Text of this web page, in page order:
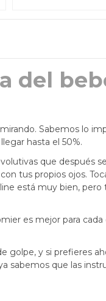
del
Sabemos lo
hasta el 50%.
que después
tus propios ojos.
está muy bien,
es mejor para
golpe, y si prefieres
sabemos que las